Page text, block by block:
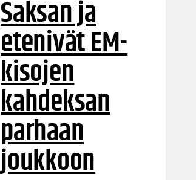
Saksan ja
etenivät EM-
kisojen
kahdeksan
parhaan
joukkoon